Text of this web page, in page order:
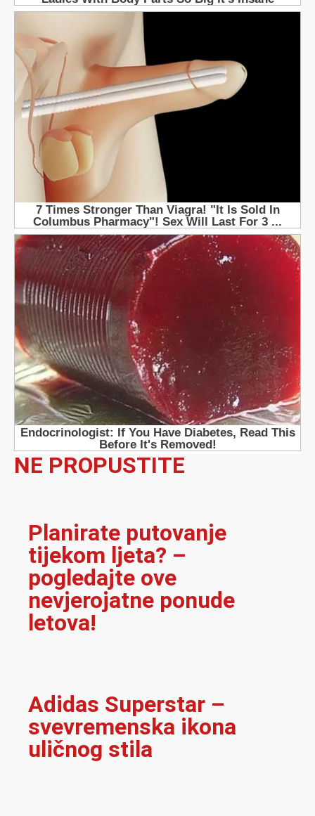
NE PROPUSTITE
Planirate putovanje
tijekom ljeta? –
pogledajte ove
nevjerojatne ponude
letova!
Adidas Superstar –
svevremenska ikona
uličnog stila